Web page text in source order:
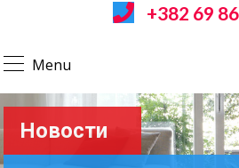
+382 69
Menu
Новости